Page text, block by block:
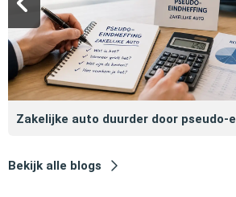
Zakelijke auto duurder door pseudo‑eindheffing
Bekijk alle blogs